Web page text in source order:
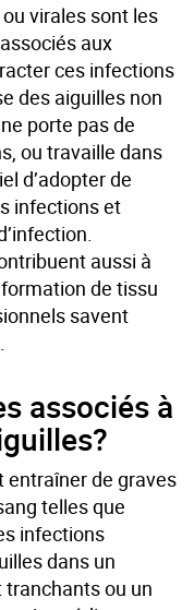
virales sont les
aux
ces infections
des aiguilles non
porte pas de
ou travaille dans
d’adopter de
infections et
aussi à
de tissu
savent
associés à
entraîner de graves
telles que
infections
dans un
ou un